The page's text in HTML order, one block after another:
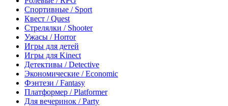
Спортивные / Sport
Квест / Quest
Стрелялки / Shooter
Ужасы / Horror
Игры для детей
Игры для Kinect
Детективы / Detective
Экономические / Economic
Фэнтези / Fantasy
Платформер / Platformer
Для вечеринок / Party